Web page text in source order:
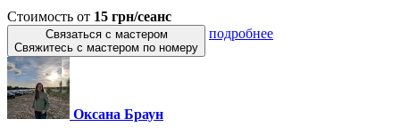
Стоимость от 15 грн/сеанс
Связаться с мастером
Свяжитесь с мастером по номеру
подробнее
Оксана Браун